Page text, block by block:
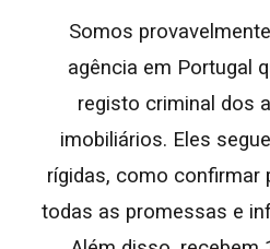
Somos
agência em Portugal
registo criminal dos
imobiliários. Eles
rígidas, como confirmar
todas as promessas e